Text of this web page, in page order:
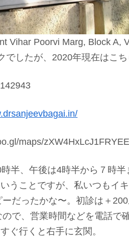
Vihar Poorvi Marg, Block
したが、2020年現在はこ
maps/
半、午後は4時半から７時半
うことですが、私いつもイキ
だったかな〜。初診は＋200
で、営業時間などを電話で
ぐ行くと右手に玄関。